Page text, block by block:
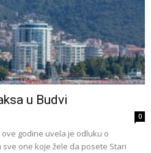
u Budvi
0
godine uvela je odluku o
one koje žele da posete Stari